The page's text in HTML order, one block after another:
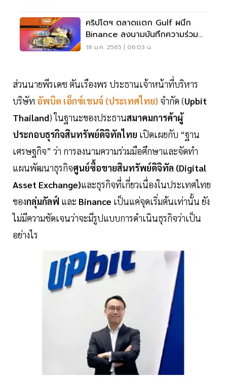
คริปโตฯ ตลาดเเตก Gulf ผนึก
Binance ลงนามบันทึกความร่วม
มือกัน
18 ม.ค. 2565 | 06:03 น.
ส่วนนายพีรเดช ตันเรืองพร ประธานเจ้าหน้าที่บริหาร
บริษัท อัพบิต เอ็กซ์เชนจ์ (ประเทศไทย) จำกัด (Upbit
Thailand) ในฐานะของประธานสมาคมการค้าผู้
ประกอบธุรกิจสินทรัพย์ดิจิทัลไทย เปิดเผยกับ “ฐาน
เศรษฐกิจ” ว่า การลงนามความร่วมมือศึกษาและจัดทำ
แผนพัฒนาธุรกิจศูนย์ซื้อขายสินทรัพย์ดิจิทัล (Digital
Asset Exchange)และธุรกิจที่เกี่ยวเนื่องในประเทศไทย
ของกลุ่มกัลฟ์ และ Binance เป็นแค่จุดเริ่มต้นเท่านั้น ยัง
ไม่มีความชัดเจนว่าจะมีรูปแบบการดำเนินธุรกิจว่าเป็น
อย่างไร